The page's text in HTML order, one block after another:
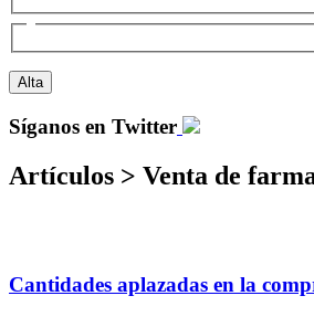
Síganos en Twitter
Artículos > Venta de
Cantidades aplazadas en la